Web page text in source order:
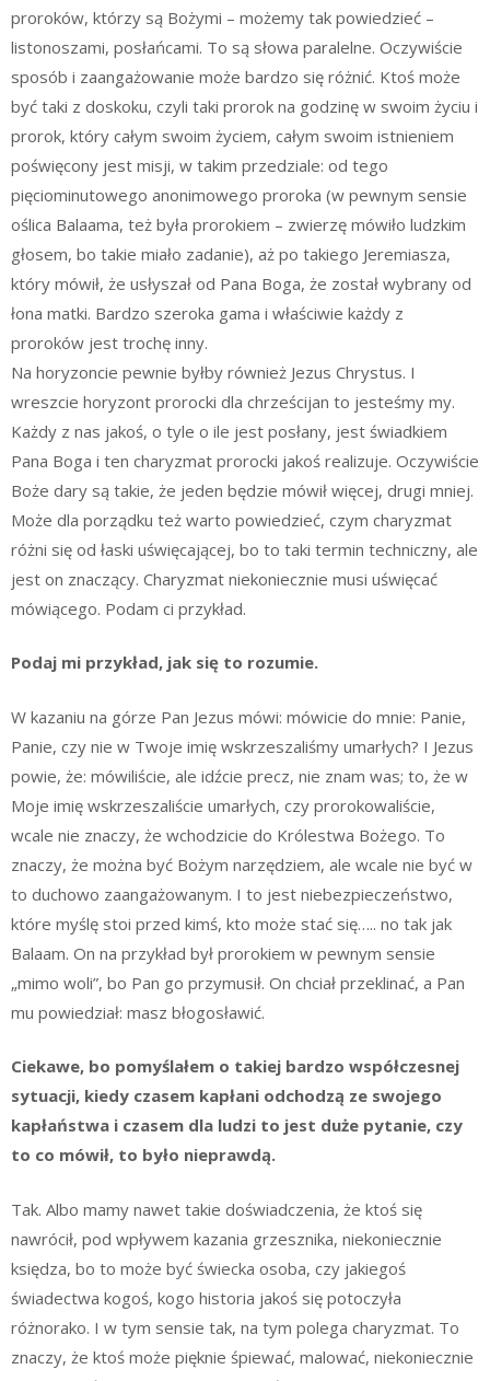
proroków, którzy są Bożymi – możemy tak powiedzieć –
listonoszami, posłańcami. To są słowa paralelne. Oczywiście
sposób i zaangażowanie może bardzo się różnić. Ktoś może
być taki z doskoku, czyli taki prorok na godzinę w swoim życiu i
prorok, który całym swoim życiem, całym swoim istnieniem
poświęcony jest misji, w takim przedziale: od tego
pięciominutowego anonimowego proroka (w pewnym sensie
oślica Balaama, też była prorokiem – zwierzę mówiło ludzkim
głosem, bo takie miało zadanie), aż po takiego Jeremiasza,
który mówił, że usłyszał od Pana Boga, że został wybrany od
łona matki. Bardzo szeroka gama i właściwie każdy z
proroków jest trochę inny.
Na horyzoncie pewnie byłby również Jezus Chrystus. I
wreszcie horyzont prorocki dla chrześcijan to jesteśmy my.
Każdy z nas jakoś, o tyle o ile jest posłany, jest świadkiem
Pana Boga i ten charyzmat prorocki jakoś realizuje. Oczywiście
Boże dary są takie, że jeden będzie mówił więcej, drugi mniej.
Może dla porządku też warto powiedzieć, czym charyzmat
różni się od łaski uświęcającej, bo to taki termin techniczny, ale
jest on znaczący. Charyzmat niekoniecznie musi uświęcać
mówiącego. Podam ci przykład.
Podaj mi przykład, jak się to rozumie.
W kazaniu na górze Pan Jezus mówi: mówicie do mnie: Panie,
Panie, czy nie w Twoje imię wskrzeszaliśmy umarłych? I Jezus
powie, że: mówiliście, ale idźcie precz, nie znam was; to, że w
Moje imię wskrzeszaliście umarłych, czy prorokowaliście,
wcale nie znaczy, że wchodzicie do Królestwa Bożego. To
znaczy, że można być Bożym narzędziem, ale wcale nie być w
to duchowo zaangażowanym. I to jest niebezpieczeństwo,
które myślę stoi przed kimś, kto może stać się….. no tak jak
Balaam. On na przykład był prorokiem w pewnym sensie
„mimo woli”, bo Pan go przymusił. On chciał przeklinać, a Pan
mu powiedział: masz błogosławić.
Ciekawe, bo pomyślałem o takiej bardzo współczesnej
sytuacji, kiedy czasem kapłani odchodzą ze swojego
kapłaństwa i czasem dla ludzi to jest duże pytanie, czy
to co mówił, to było nieprawdą.
Tak. Albo mamy nawet takie doświadczenia, że ktoś się
nawrócił, pod wpływem kazania grzesznika, niekoniecznie
księdza, bo to może być świecka osoba, czy jakiegoś
świadectwa kogoś, kogo historia jakoś się potoczyła
różnorako. I w tym sensie tak, na tym polega charyzmat. To
znaczy, że ktoś może pięknie śpiewać, malować, niekoniecznie